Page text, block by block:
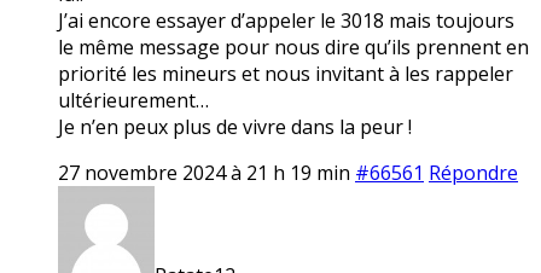
J’ai encore essayer d’appeler le 3018 mais toujours
le même message pour nous dire qu’ils prennent en
priorité les mineurs et nous invitant à les rappeler
ultérieurement…
Je n’en peux plus de vivre dans la peur !
27 novembre 2024 à 21 h 19 min #66561 Répondre